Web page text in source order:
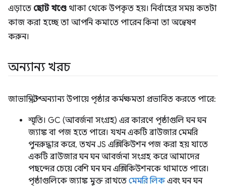
এড়াতে ছোট খণ্ডে থাকা থেকে উপকৃত হয়। নির্বাহের সময় কতটা
কাজ করা হচ্ছে তা আপনি কমাতে পারেন কিনা তা অন্বেষণ
করুন।
অন্যান্য খরচ
জাভাস্ক্রিপ্ট অন্যান্য উপায়ে পৃষ্ঠার কর্মক্ষমতা প্রভাবিত করতে পারে:
স্মৃতি। GC (আবর্জনা সংগ্রহ) এর কারণে পৃষ্ঠাগুলি ঘন ঘন
জ্যাঙ্ক বা পজ হতে পারে। যখন একটি ব্রাউজার মেমরি
পুনরুদ্ধার করে, তখন JS এক্সিকিউশন পজ করা হয় যাতে
একটি ব্রাউজার ঘন ঘন আবর্জনা সংগ্রহ করে আমাদের
পছন্দের চেয়ে বেশি ঘন ঘন এক্সিকিউশনকে থামাতে পারে।
পৃষ্ঠাগুলিকে জ্যাঙ্ক মুক্ত রাখতে মেমরি লিকএবং ঘন ঘন